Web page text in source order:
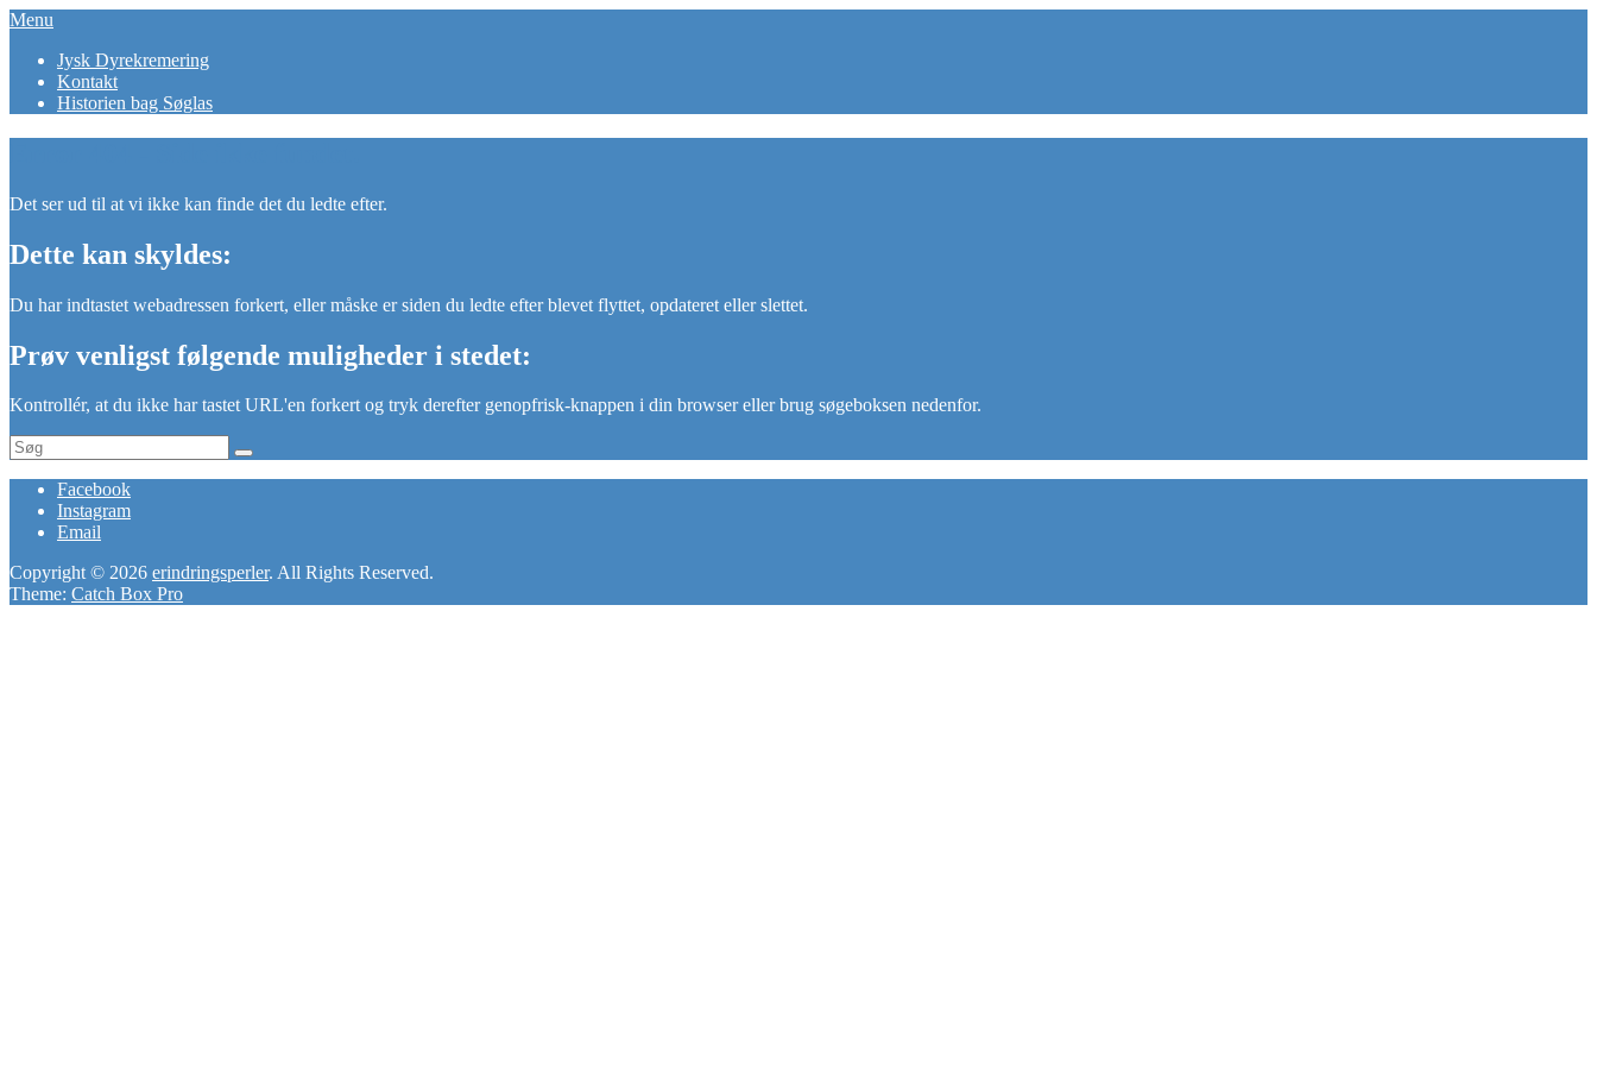
Skip
content
Menu
Primær
menu
Jysk Dyrekremering
Kontakt
Historien bag Søglas
Det ser ud til at vi ikke kan finde det du ledte efter.
Dette kan skyldes:
Du har indtastet webadressen forkert, eller måske er siden du ledte efter blevet flyttet, opdateret eller slettet.
Prøv venligst følgende muligheder i stedet:
Kontrollér, at du ikke har tastet URL'en forkert og tryk derefter genopfrisk-knappen i din browser eller brug søgeboksen nedenfor.
Search
for:
Search
Facebook
Instagram
Email
Copyright © 2026 erindringsperler. All Rights Reserved.
Theme: Catch Box Pro